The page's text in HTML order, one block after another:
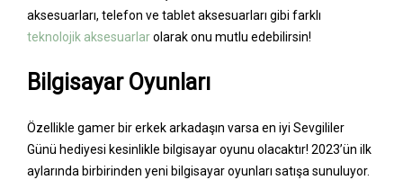
aksesuarları, telefon ve tablet aksesuarları gibi farklı
teknolojik aksesuarlarolarak onu mutlu edebilirsin!
Bilgisayar Oyunları
Özellikle gamer bir erkek arkadaşın varsa en iyi Sevgililer
Günü hediyesi kesinlikle bilgisayar oyunu olacaktır! 2023’ün ilk
aylarında birbirinden yeni bilgisayar oyunları satışa sunuluyor.